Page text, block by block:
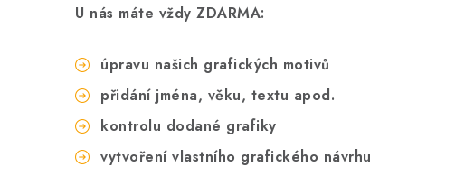
U nás máte vždy ZDARMA:
úpravu našich grafických motivů
přidání jména, věku, textu apod.
kontrolu dodané grafiky
vytvoření vlastního grafického návrhu